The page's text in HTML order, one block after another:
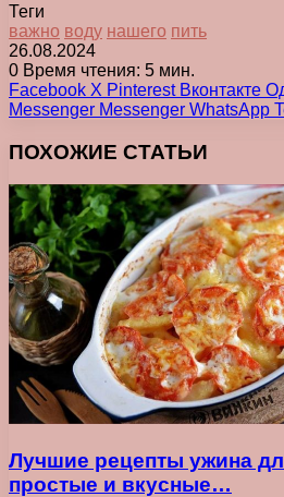
Теги
важно воду нашего пить
26.08.2024
0 Время чтения: 5 мин.
Facebook X Pinterest Вконтакте
Messenger Messenger WhatsApp
ПОХОЖИЕ СТАТЬИ
Лучшие рецепты ужина
простые и вкусные…